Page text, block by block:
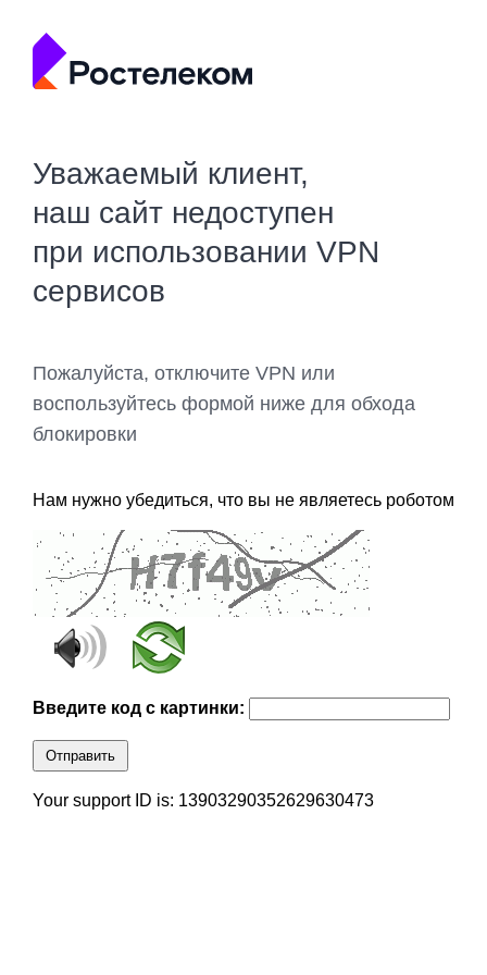
Уважаемый клиент,
наш сайт недоступен
при использовании VPN
сервисов
Пожалуйста, отключите VPN или
воспользуйтесь формой ниже для обхода
блокировки
Нам нужно убедиться, что вы не являетесь роботом
Введите код с картинки:
Отправить
Your support ID is: 13903290352629630473